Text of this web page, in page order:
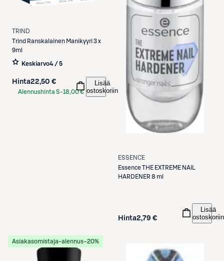
TRIND
Trind Ranskalainen Manikyyri 3 x
9ml
Keskiarvo4 / 5
Hinta22,50 €
Alennushinta S-18,00 €
Lisää
ostoskoriin
ESSENCE
Essence THE EXTREME NAIL
HARDENER 8 ml
Hinta2,79 €
Lisää
ostoskoriin
Asiakasomistaja-alennus−20%